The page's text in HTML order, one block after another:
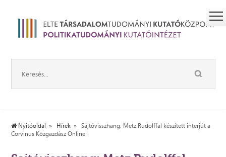
Nyitóoldal Hírek
Sajtóvisszhang: Metz Rudolffal készített interjút a
Corvinus Közgazdász Online